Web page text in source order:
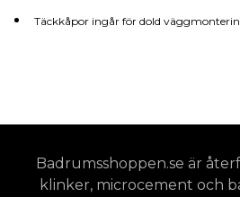
Täckkåpor ingår för dold
Badrumsshoppen.se är
klinker, microcement och